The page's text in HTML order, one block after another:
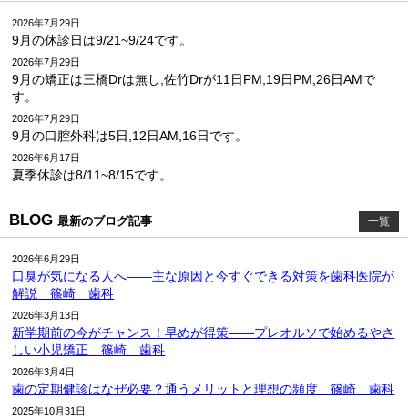
2026年7月29日
9月の休診日は9/21~9/24です。
2026年7月29日
9月の矯正は三橋Drは無し,佐竹Drが11日PM,19日PM,26日AMで
す。
2026年7月29日
9月の口腔外科は5日,12日AM,16日です。
2026年6月17日
夏季休診は8/11~8/15です。
BLOG 最新のブログ記事 一覧
2026年6月29日
口臭が気になる人へ――主な原因と今すぐできる対策を歯科医院が
解説 篠崎 歯科
2026年3月13日
新学期前の今がチャンス！早めが得策――プレオルソで始めるやさ
しい小児矯正 篠崎 歯科
2026年3月4日
歯の定期健診はなぜ必要？通うメリットと理想の頻度 篠崎 歯科
2025年10月31日